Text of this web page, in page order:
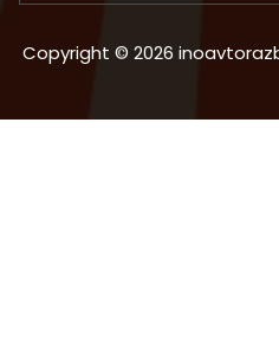
Copyright © 2026